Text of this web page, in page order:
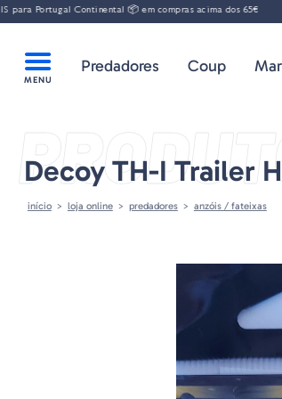
Portugal Continental 📦 em compras acima dos 65€
Predadores Coup Mar
Decoy TH-I Trailer
início loja online predadores anzóis / fateixas